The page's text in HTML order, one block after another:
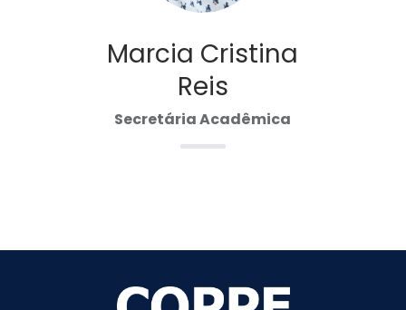
Marcia Cristina
Reis
Secretária Acadêmica